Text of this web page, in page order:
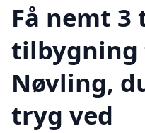
Få nemt 3
tilbygning
Nøvling,
tryg ved